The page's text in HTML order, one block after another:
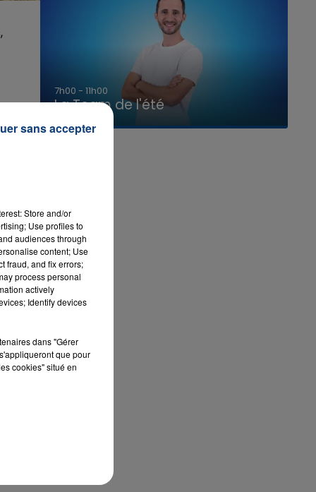
7h00 - 11h00
La Team de l'été
Store and/or
Use profiles to
audiences through
content; Use
fraud, and fix errors;
process personal
actively
Identify devices
dans "Gérer
que pour
cookies" situé en
sans accepter